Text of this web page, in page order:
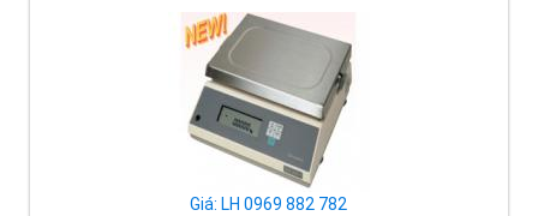
Giá: LH 0969 882 782